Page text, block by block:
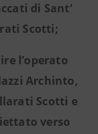
di Sant’
Scotti;
l’operato
Archinto,
Scotti e
verso